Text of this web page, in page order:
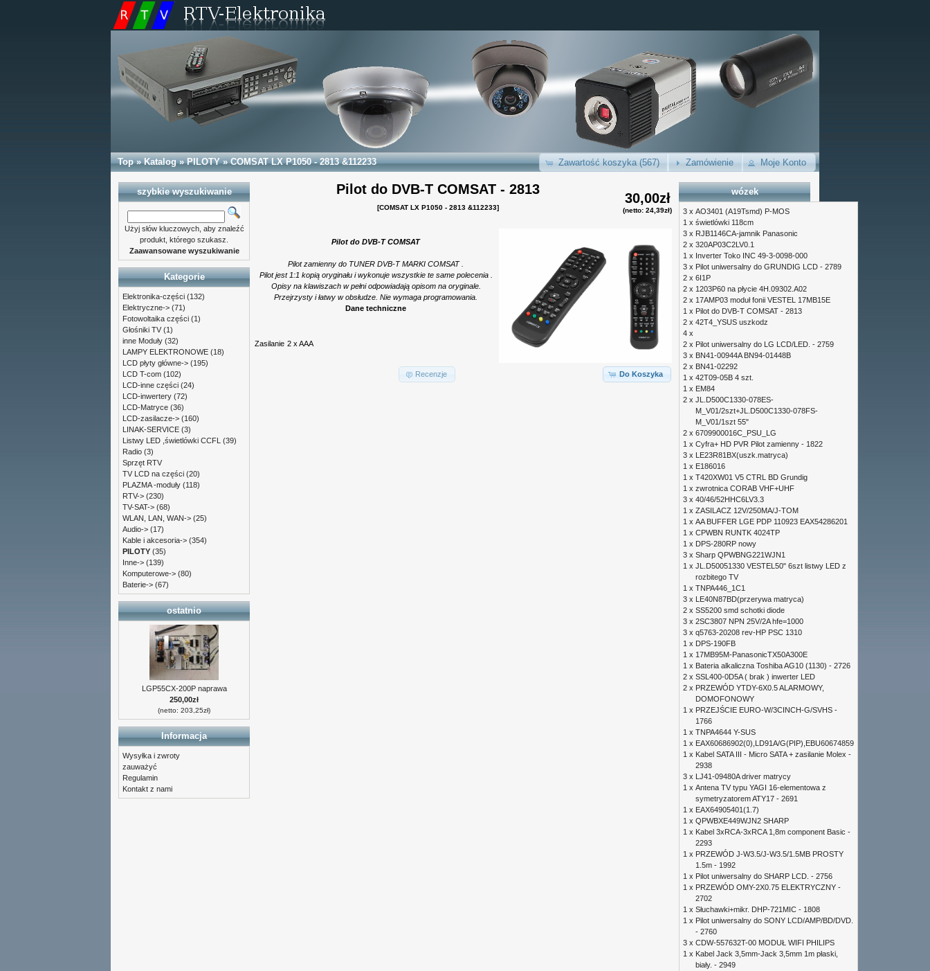
Top»Katalog»PILOTY»COMSAT LX P1050 - 2813 &112233 Zawartość koszyka (567) Zamówienie Moje Konto
30,00zł
(netto: 24,39zł)
Pilot do DVB-T COMSAT - 2813
[COMSAT LX P1050 - 2813 &112233]
Pilot do DVB-T COMSAT
Pilot zamienny do TUNER DVB-T MARKI COMSAT .
Pilot jest 1:1 kopią oryginału i wykonuje wszystkie te same polecenia .
Opisy na klawiszach w pełni odpowiadają opisom na oryginale.
Przejrzysty i łatwy w obsłudze. Nie wymaga programowania.
Dane techniczne
Zasilanie 2 x AAA
Do Koszyka
Recenzje
szybkie wyszukiwanie
Użyj słów kluczowych, aby znaleźć
produkt, którego szukasz.
Zaawansowane wyszukiwanie
Kategorie
Elektronika-części (132)
Elektryczne-> (71)
Fotowoltaika części (1)
Głośniki TV (1)
inne Moduły (32)
LAMPY ELEKTRONOWE (18)
LCD płyty główne-> (195)
LCD T-com (102)
LCD-inne części (24)
LCD-inwertery (72)
LCD-Matryce (36)
LCD-zasilacze-> (160)
LINAK-SERVICE (3)
Listwy LED ,świetlówki CCFL
(39)
Radio (3)
Sprzęt RTV
TV LCD na części (20)
PLAZMA -moduły (118)
RTV-> (230)
TV-SAT-> (68)
WLAN, LAN, WAN-> (25)
Audio-> (17)
Kable i akcesoria-> (354)
PILOTY (35)
Inne-> (139)
Komputerowe-> (80)
Baterie-> (67)
ostatnio
LGP55CX-200P naprawa
250,00zł
(netto: 203,25zł)
Informacja
Wysyłka i zwroty
zauważyć
Regulamin
Kontakt z nami
wózek
3 x AO3401 (A19Tsmd) P-MOS
1 x świetlówki 118cm
3 x RJB1146CA-jamnik Panasonic
2 x 320AP03C2LV0.1
1 x Inverter Toko INC 49-3-0098-000
3 x Pilot uniwersalny do GRUNDIG LCD - 2789
2 x 6I1P
2 x 1203P60 na płycie 4H.09302.A02
2 x 17AMP03 moduł fonii VESTEL 17MB15E
1 x Pilot do DVB-T COMSAT - 2813
2 x 42T4_YSUS uszkodz
4 x
2 x Pilot uniwersalny do LG LCD/LED. - 2759
3 x BN41-00944A BN94-01448B
2 x BN41-02292
1 x 42T09-05B 4 szt.
1 x EM84
2 x JL.D500C1330-078ES-
M_V01/2szt+JL.D500C1330-078FS-
M_V01/1szt 55"
2 x 6709900016C_PSU_LG
1 x Cyfra+ HD PVR Pilot zamienny - 1822
3 x
LE23R81BX(uszk.matryca)
1 x E186016
1 x T420XW01 V5 CTRL BD Grundig
1 x zwrotnica CORAB VHF+UHF
3 x 40/46/52HHC6LV3.3
1 x ZASILACZ 12V/250MA/J-TOM
1 x AA BUFFER LGE PDP 110923 EAX54286201
1 x CPWBN RUNTK 4024TP
1 x DPS-280RP nowy
3 x Sharp QPWBNG221WJN1
1 x JL.D50051330 VESTEL50" 6szt listwy LED z
rozbitego TV
1 x TNPA446_1C1
3 x
LE40N87BD(przerywa matryca)
2 x SS5200 smd schotki diode
3 x 2SC3807 NPN 25V/2A hfe=1000
3 x q5763-20208 rev-HP PSC 1310
1 x DPS-190FB
1 x 17MB95M-PanasonicTX50A300E
1 x Bateria alkaliczna Toshiba AG10 (1130) - 2726
2 x SSL400-0D5A ( brak ) inwerter LED
2 x PRZEWÓD YTDY-6X0.5 ALARMOWY,
DOMOFONOWY
1 x PRZEJŚCIE EURO-W/3CINCH-G/SVHS -
1766
1 x TNPA4644 Y-SUS
1 x EAX60686902(0),LD91A/G(PIP),EBU60674859
1 x Kabel SATA III - Micro SATA + zasilanie Molex -
2938
3 x
LJ41-09480A driver matrycy
1 x Antena TV typu YAGI 16-elementowa z
symetryzatorem ATY17 - 2691
1 x EAX64905401(1.7)
1 x QPWBXE449WJN2 SHARP
1 x Kabel 3xRCA-3xRCA 1,8m component Basic -
2293
1 x PRZEWÓD J-W3.5/J-W3.5/1.5MB PROSTY
1.5m - 1992
1 x Pilot uniwersalny do SHARP LCD. - 2756
1 x PRZEWÓD OMY-2X0.75 ELEKTRYCZNY -
2702
1 x Słuchawki+mikr. DHP-721MIC - 1808
1 x Pilot uniwersalny do SONY LCD/AMP/BD/DVD.
- 2760
3 x CDW-557632T-00 MODUŁ WIFI PHILIPS
1 x Kabel Jack 3,5mm-Jack 3,5mm 1m płaski,
biały. - 2949